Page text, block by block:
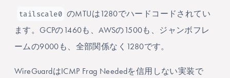
tailscale0 のMTUは1280でハードコードされてい
ます。GCPの1460も、AWSの1500も、ジャンボフレ
ームの9000も、全部関係なく1280です。
WireGuardはICMP Frag Neededを信用しない実装で